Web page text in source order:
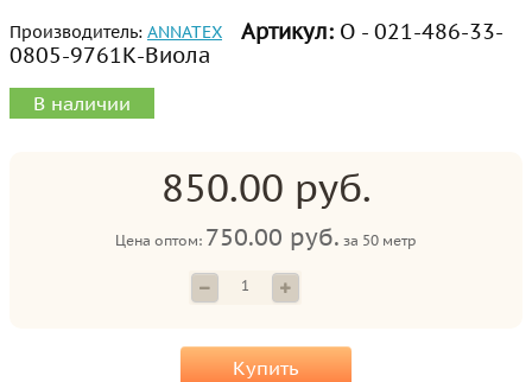
Производитель: ANNATEX Артикул: О - 021-486-33-
0805-9761К-Виола
В наличии
850.00 руб.
Цена оптом: 750.00 руб. за 50 метр
Купить